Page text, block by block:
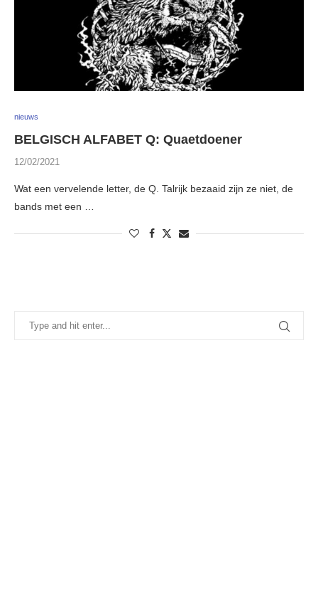
nieuws
BELGISCH ALFABET Q: Quaetdoener
12/02/2021
Wat een vervelende letter, de Q. Talrijk bezaaid zijn ze niet, de
bands met een …